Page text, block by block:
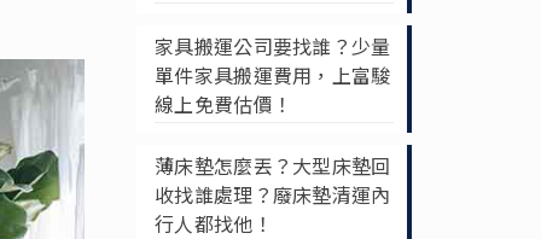
家具搬運公司要找誰？少量
單件家具搬運費用，上富駿
線上免費估價！
薄床墊怎麼丟？大型床墊回
收找誰處理？廢床墊清運內
行人都找他！